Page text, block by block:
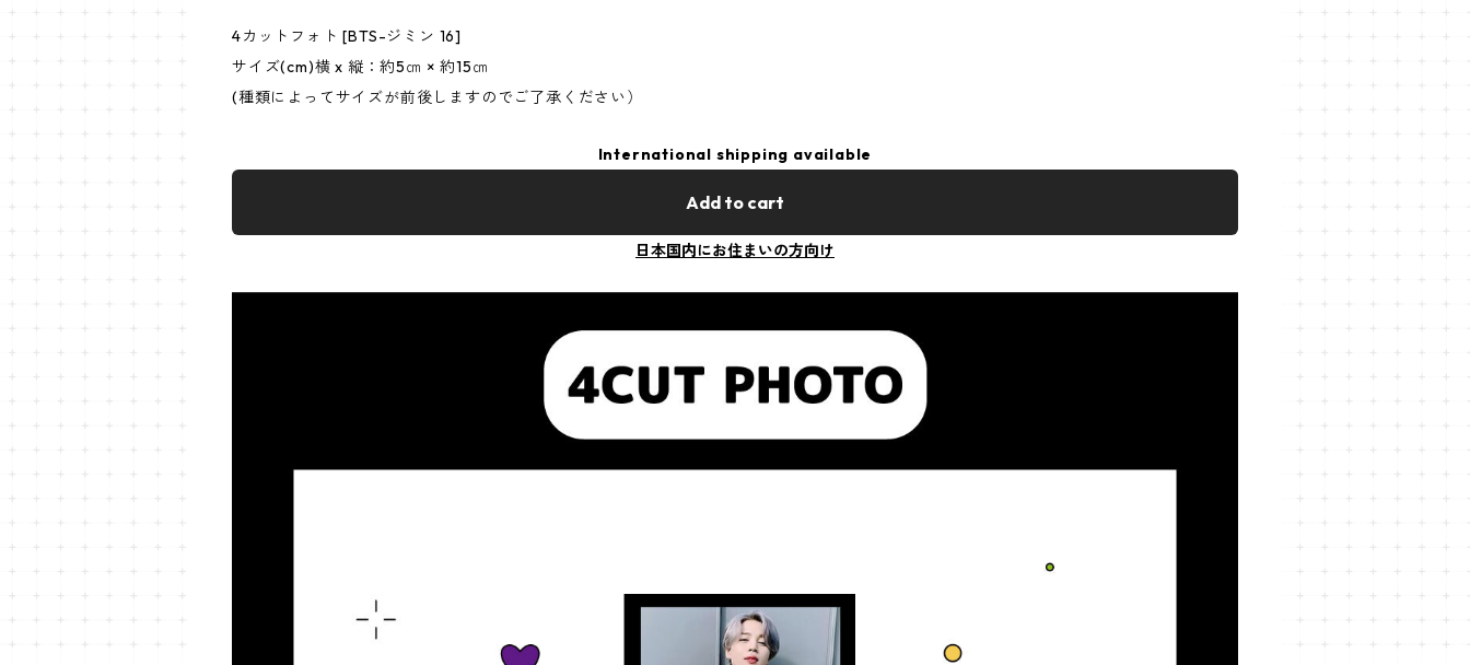
4カットフォト [BTS-ジミン 16]
サイズ(cm)横 x 縦：約5㎝ × 約15㎝
(種類によってサイズが前後しますのでご了承ください）
International shipping available
Add to cart
日本国内にお住まいの方向け